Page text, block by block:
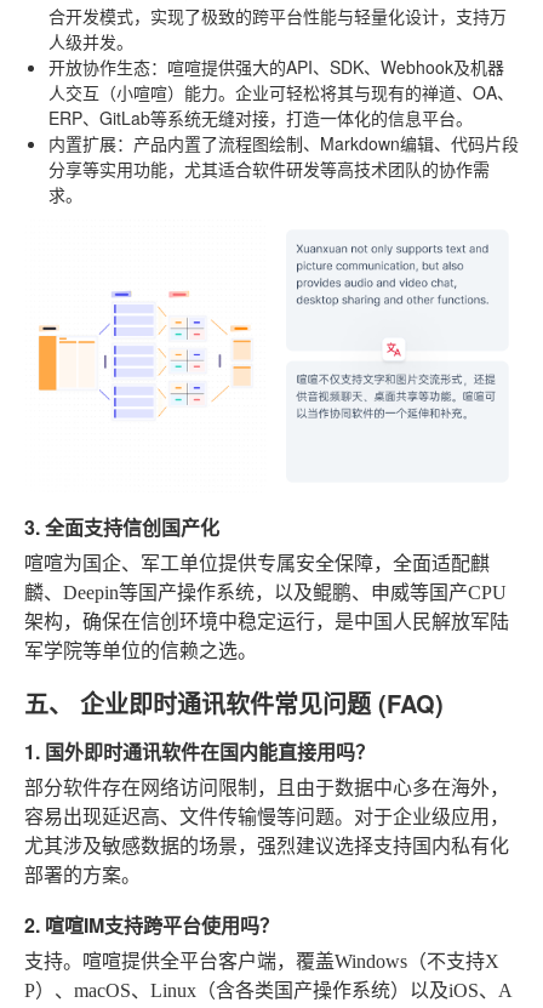
合开发模式，实现了极致的跨平台性能与轻量化设计，支持万
人级并发。
开放协作生态：喧喧提供强大的API、SDK、Webhook及机器
人交互（小喧喧）能力。企业可轻松将其与现有的禅道、OA、
ERP、GitLab等系统无缝对接，打造一体化的信息平台。
内置扩展：产品内置了流程图绘制、Markdown编辑、代码片段
分享等实用功能，尤其适合软件研发等高技术团队的协作需
求。
3. 全面支持信创国产化
喧喧为国企、军工单位提供专属安全保障，全面适配麒
麟、Deepin等国产操作系统，以及鲲鹏、申威等国产CPU
架构，确保在信创环境中稳定运行，是中国人民解放军陆
军学院等单位的信赖之选。
五、 企业即时通讯软件常见问题 (FAQ)
1. 国外即时通讯软件在国内能直接用吗？
部分软件存在网络访问限制，且由于数据中心多在海外，
容易出现延迟高、文件传输慢等问题。对于企业级应用，
尤其涉及敏感数据的场景，强烈建议选择支持国内私有化
部署的方案。
2. 喧喧IM支持跨平台使用吗？
支持。喧喧提供全平台客户端，覆盖Windows（不支持X
P）、macOS、Linux（含各类国产操作系统）以及iOS、A